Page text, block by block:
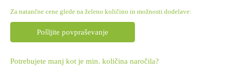
Za natančne cene glede na želeno količino in možnosti dodelave:
Pošljite povpraševanje
Potrebujete manj kot je min. količina naročila?